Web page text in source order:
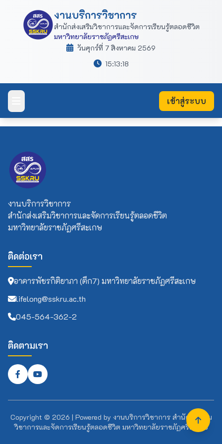
งานบริการวิชาการ
สำนักส่งเสริมวิชาการและจัดการเรียนรู้ตลอดชีวิต
มหาวิทยาลัยราชภัฏศรีสะเกษ
วันศุกร์ที่ 7 สิงหาคม 2569
15:13:19
เข้าสู่ระบบ
งานบริการวิชาการ
สำนักส่งเสริมวิชาการและจัดการเรียนรู้ตลอดชีวิต
มหาวิทยาลัยราชภัฏศรีสะเกษ
ติดต่อเรา
อาคารพัชรกิติยาภา (ตึก7) มหาวิทยาลัยราชภัฏศรีสะเกษ
lifelong@sskru.ac.th
045-564-362-2
ติดตามเรา
Copyright © 2026 | Powered by งานบริการวิชาการ สำนักส่งเสริม
วิชาการและจัดการเรียนรู้ตลอดชีวิต มหาวิทยาลัยราชภัฏศรีสะเกษ